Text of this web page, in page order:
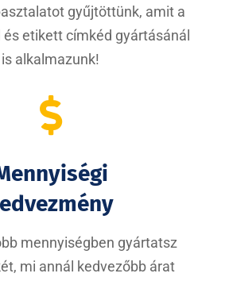
gyűjtöttünk, amit a
és etikett címkéd gyártásánál
is alkalmazunk!

mennyiségben gyártatsz
mi annál kedvezőbb árat